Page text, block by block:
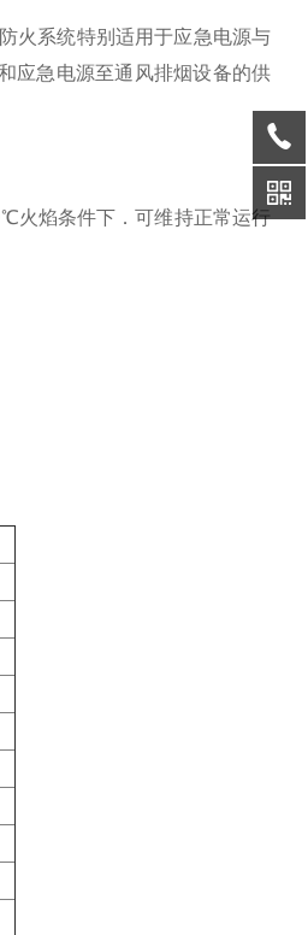
火系统特别适用于应急电源与
应急电源至通风排烟设备的供
火焰条件下．可维持正常运行